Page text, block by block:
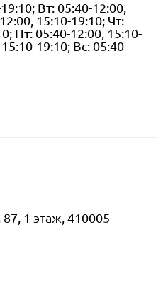
Вт: 05:40-12:00,
15:10-19:10; Чт:
Пт: 05:40-12:00, 15:10-
19:10; Вс: 05:40-
1 этаж, 410005